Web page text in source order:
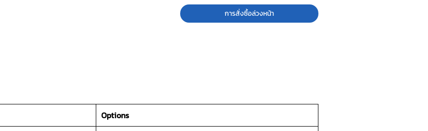
การสั่งซื้อล่วงหน้า
Options